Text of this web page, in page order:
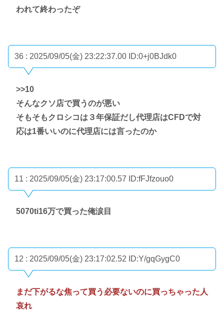
われて終わったぞ
36 : 2025/09/05(金) 23:22:37.00 ID:0+j0BJdk0
>>10
そんなクソ店で買うのが悪い
そもそもクロシコは３年保証だし代理店はCFDで対
応は1番いいのに代理店には言ったのか
11 : 2025/09/05(金) 23:17:00.57 ID:fFJfzouo0
5070ti16万で買った俺涙目
12 : 2025/09/05(金) 23:17:02.52 ID:Y/gqGygC0
まだ下がるな焦って買う必要ないのに買っちゃった人
哀れ